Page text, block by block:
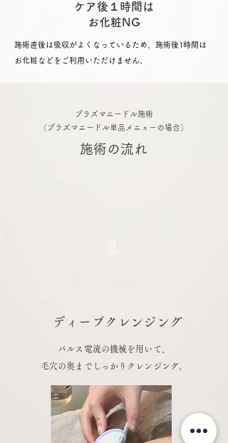
ケア後１時間は
​お化粧NG
施術直後は吸収がよくなっているため、施術後1時間は
お化粧などをご利用いただけません。
​プラズマニードル施術
​（プラズマニードル単品メニューの場合）
施術の流れ
ディープクレンジング
パルス電流の機械を用いて、
​毛穴の奥までしっかりクレンジング。